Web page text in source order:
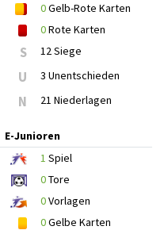
0Gelb-Rote Karten
0Rote Karten
S 12 Siege
U 3 Unentschieden
N 21 Niederlagen
E-Junioren
1 Spiel
0Tore
0Vorlagen
0Gelbe Karten